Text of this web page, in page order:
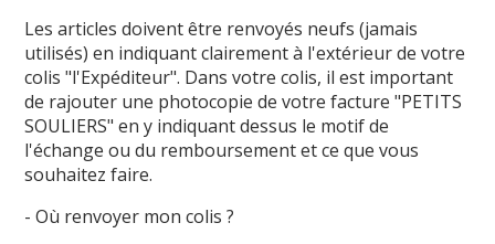
Les articles doivent être renvoyés neufs (jamais
utilisés) en indiquant clairement à l'extérieur de votre
colis "l'Expéditeur". Dans votre colis, il est important
de rajouter une photocopie de votre facture "PETITS
SOULIERS" en y indiquant dessus le motif de
l'échange ou du remboursement et ce que vous
souhaitez faire.
- Où renvoyer mon colis ?